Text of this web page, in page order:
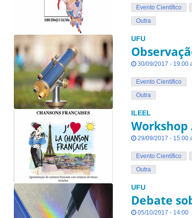
Evento Científico
Outra
UFU
30/09/2017 - 19:00
Evento Científico
Outra
ILEEL
Workshop
29/09/2017 - 15:00
Evento Científico
Outra
UFU
Debate
05/10/2017 - 14:00